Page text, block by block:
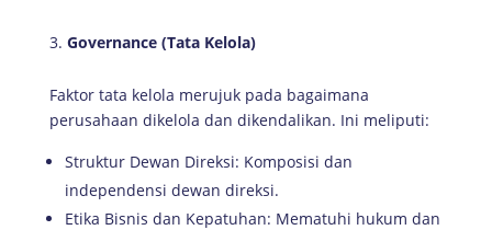
Governance (Tata Kelola)
Faktor tata kelola merujuk pada bagaimana
perusahaan dikelola dan dikendalikan. Ini meliputi:
Struktur Dewan Direksi: Komposisi dan
independensi dewan direksi.
Etika Bisnis dan Kepatuhan: Mematuhi hukum dan